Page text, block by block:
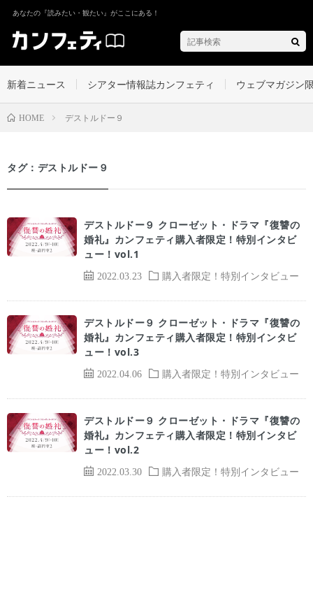
あなたの『読みたい・観たい』がここにある！
新着ニュース シアター情報誌カンフェティ ウェブマガジン
HOME デストルドー９
タグ：デストルドー９
2022.03.23 購入者限定！特別インタビュー
デストルドー９ クローゼット・ドラマ『復讐の
婚礼』カンフェティ購入者限定！特別インタビ
ュー！vol.1
2022.04.06 購入者限定！特別インタビュー
デストルドー９ クローゼット・ドラマ『復讐の
婚礼』カンフェティ購入者限定！特別インタビ
ュー！vol.3
2022.03.30 購入者限定！特別インタビュー
デストルドー９ クローゼット・ドラマ『復讐の
婚礼』カンフェティ購入者限定！特別インタビ
ュー！vol.2